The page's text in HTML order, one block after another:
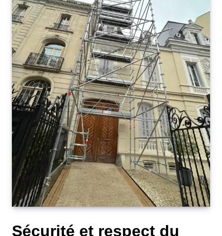
Sécurité et respect du